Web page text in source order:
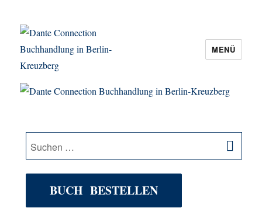
Dante Connection Buchhandlung in
MENÜ
Suche
nach:
BUCH BESTELLEN